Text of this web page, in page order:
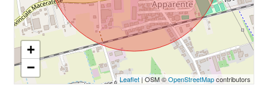
+
−
Leaflet| OSM ©OpenStreetMapcontributors